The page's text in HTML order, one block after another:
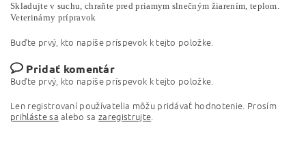
Skladujte v suchu, chraňte pred priamym slnečným žiarením, teplom.
Veterinárny prípravok
Buďte prvý, kto napíše príspevok k tejto položke.
Pridať komentár
Buďte prvý, kto napíše príspevok k tejto položke.
Len registrovaní používatelia môžu pridávať hodnotenie. Prosím
prihláste sa alebo sazaregistrujte.